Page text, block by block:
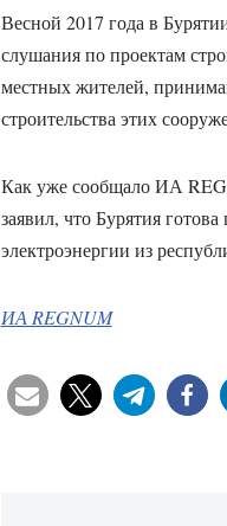
Весной 2017 года в
слушания по проектам
местных жителей,
строительства этих
Как уже сообщало ИА
заявил, что Бурятия
электроэнергии из
ИА REGNUM